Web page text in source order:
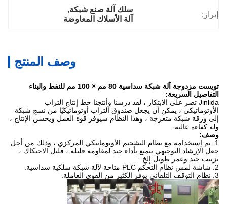
إبراز:
سلك آلة صنع شبكة,
آلة الأسلاك المعاوضة
وصف المنتج
تويست مزدوجة آلة شبكة سداسية 80 مم × 100 مم للنفط والبناء
التفاصيل السريعة:
Jinlida تصر على الابتكار ، لقد درسنا وأنتجنا خط إنتاج التراب
الأوتوماتيكي ، يمكن أن يجعل صندوق التراب أوتوماتيكيًا من نسج شبكة
إلى ورقة شبكة متعرجة ، وهذا النظام سيوفر قوة العمل ويحسن الإنتاج ،
وله كفاءة عالية.
وصف:
1. تم إستخدامه مع نظام التشحيم الأوتوماتيكي المركزي ، وذلك من أجل
جعل الإرشاد التوجيهي يتمتع بأداء جيد لمقاومة قليلة ، قليل الاحتكاك ،
تزييت جيد وعمر طويل إلخ.